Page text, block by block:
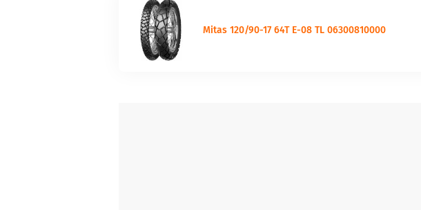
Mitas 120/90-17 64T E-08 TL 06300810000